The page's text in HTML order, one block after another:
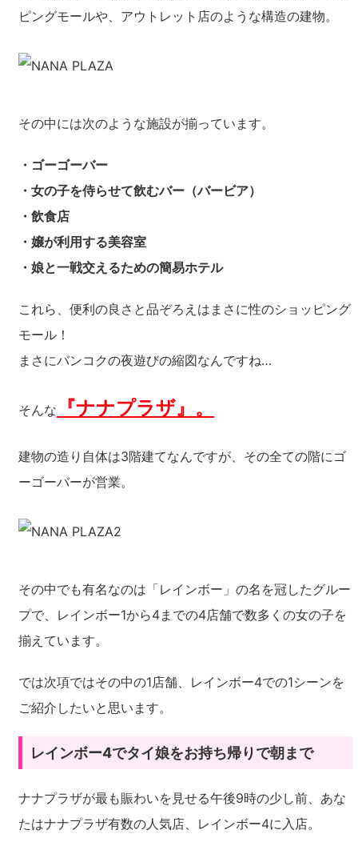
ピングモールや、アウトレット店のような構造の建物。
その中には次のような施設が揃っています。
・ゴーゴーバー
・女の子を侍らせて飲むバー（バービア）
・飲食店
・嬢が利用する美容室
・娘と一戦交えるための簡易ホテル
これら、便利の良さと品ぞろえはまさに性のショッピング
モール！
まさにバンコクの夜遊びの縮図なんですね…
そんな 『ナナプラザ』。
建物の造り自体は3階建てなんですが、その全ての階にゴ
ーゴーバーが営業。
その中でも有名なのは「レインボー」の名を冠したグルー
プで、レインボー1から4までの4店舗で数多くの女の子を
揃えています。
では次項ではその中の1店舗、レインボー4での1シーンを
ご紹介したいと思います。
レインボー4でタイ娘をお持ち帰りで朝まで
ナナプラザが最も賑わいを見せる午後9時の少し前、あな
たはナナプラザ有数の人気店、レインボー4に入店。